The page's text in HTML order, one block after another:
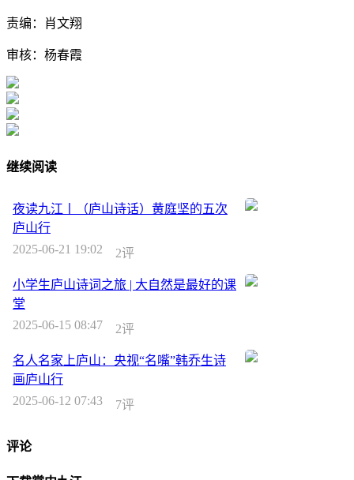
责编：肖文翔
审核：杨春霞
继续阅读
夜读九江丨（庐山诗话）黄庭坚的五次
庐山行
2025-06-21 19:02
2评
小学生庐山诗词之旅 | 大自然是最好的课
堂
2025-06-15 08:47
2评
名人名家上庐山：央视“名嘴”韩乔生诗
画庐山行
2025-06-12 07:43
7评
评论